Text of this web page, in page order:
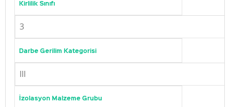
Kirlilik Sınıfı
3
Darbe Gerilim Kategorisi
III
İzolasyon Malzeme Grubu